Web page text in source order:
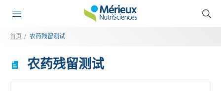
首页 农药残留测试
农药残留测试